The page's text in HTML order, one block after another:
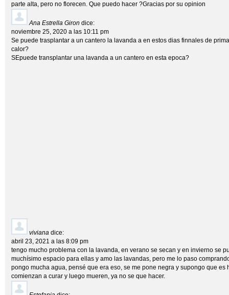
parte alta, pero no florecen. Que puedo hacer ?Gracias por su opinion
Ana Estrella Giron dice:
noviembre 25, 2020 a las 10:11 pm
Se puede trasplantar a un cantero la lavanda a en estos dias finnales de
calor?
SEpuede transplantar una lavanda a un cantero en esta epoca?
viviana dice:
abril 23, 2021 a las 8:09 pm
tengo mucho problema con la lavanda, en verano se secan y en invierno se
muchísimo espacio para ellas y amo las lavandas, pero me lo paso
pongo mucha agua, pensé que era eso, se me pone negra y supongo que es
comienzan a curar y luego mueren, ya no se que hacer.